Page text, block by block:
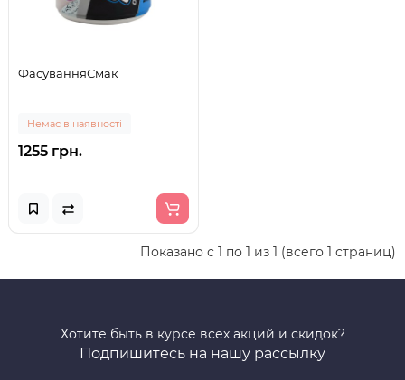
ФасуванняСмак
Немає в наявності
1255 грн.
Показано с 1 по 1 из 1 (всего 1 страниц)
Хотите быть в курсе всех акций и скидок?
Подпишитесь на нашу рассылку